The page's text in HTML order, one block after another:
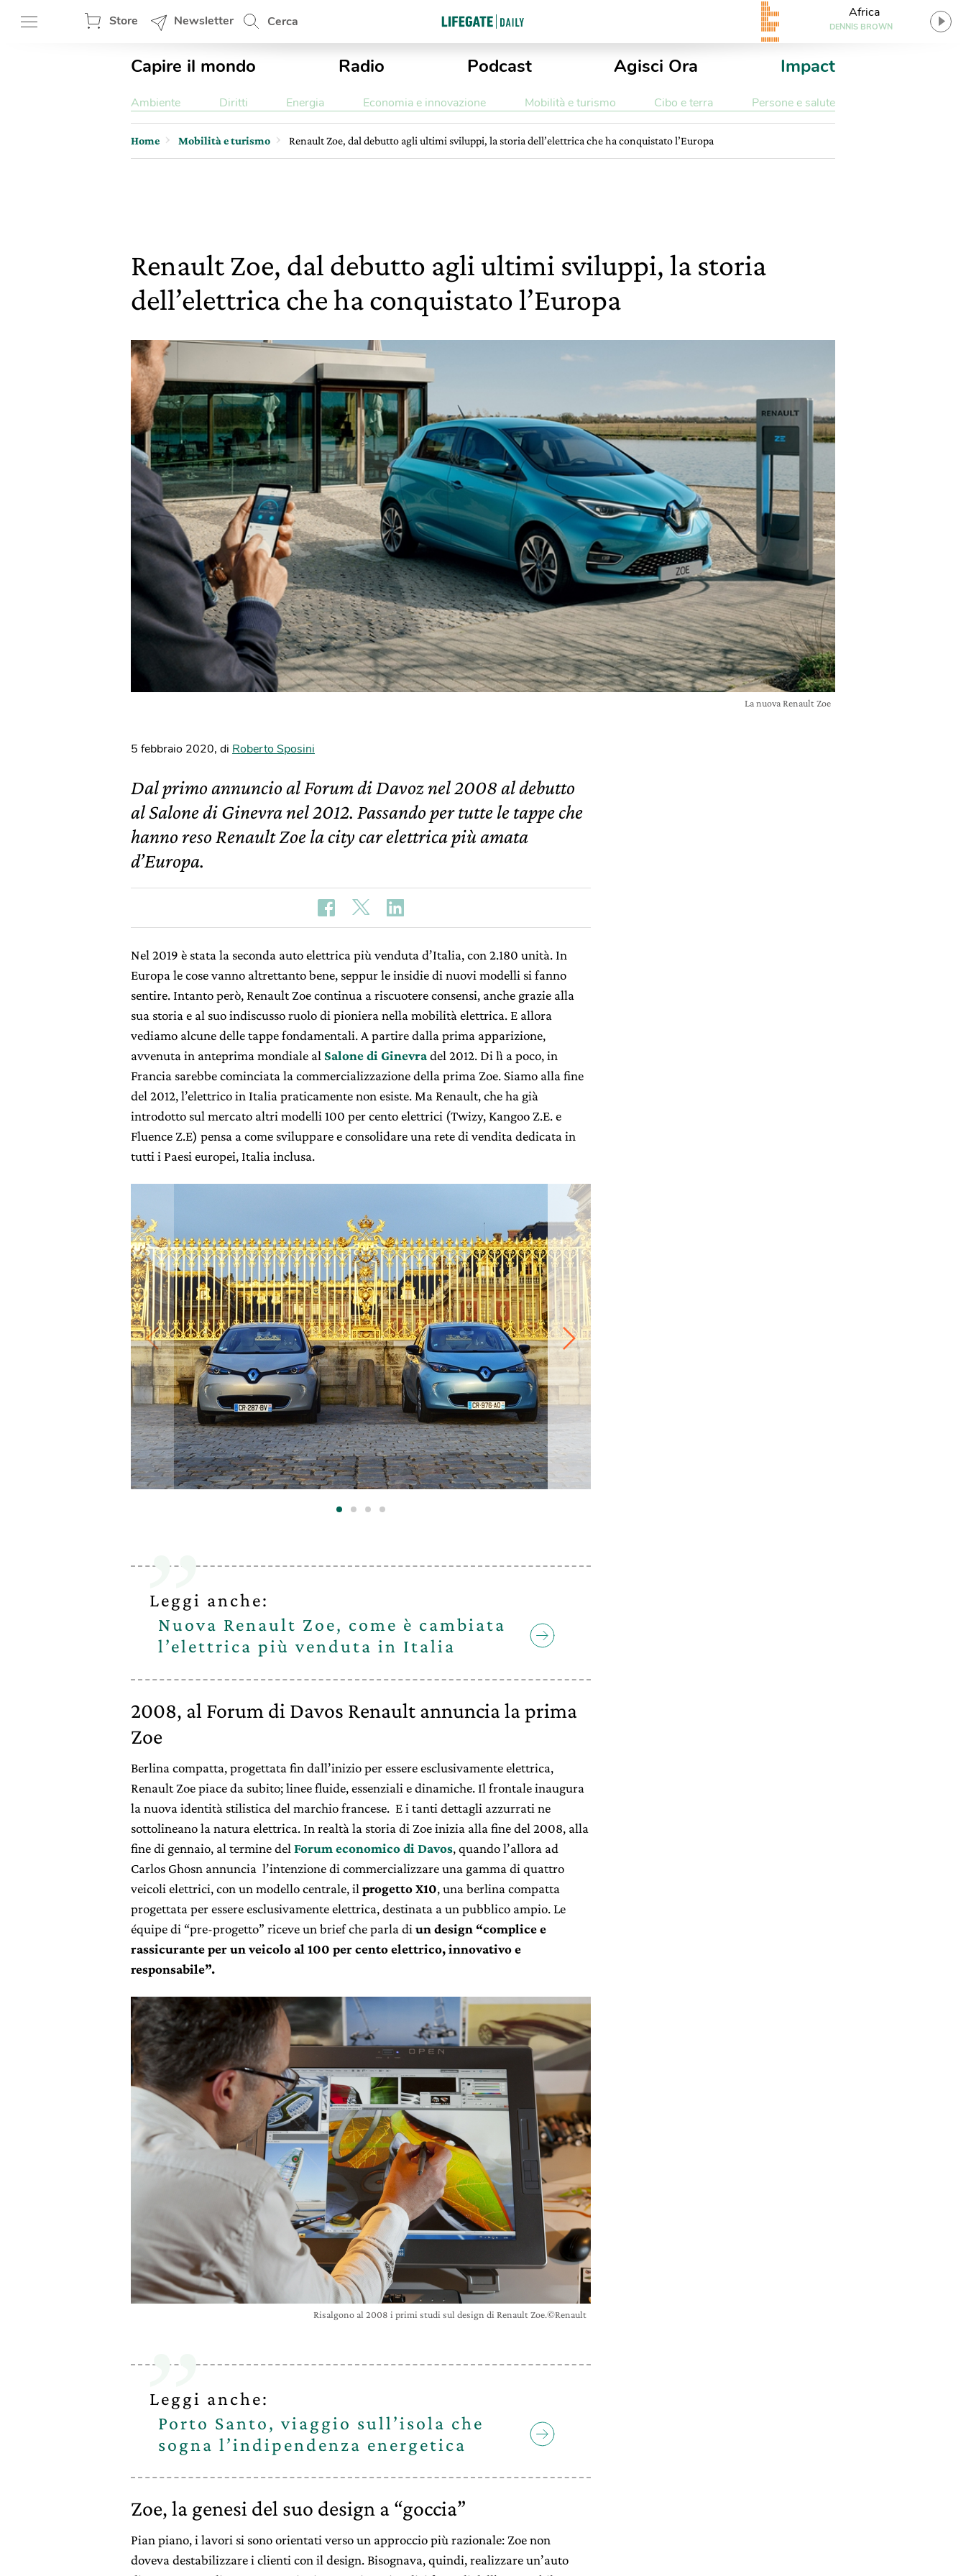
Store Newsletter Cerca
Africa
DENNIS BROWN
Capire il mondo Radio Podcast Agisci Ora Impact
Ambiente Diritti Energia Economia e innovazione Mobilità e turismo Cibo e terra Persone e salute
Home Mobilità e turismo Renault Zoe, dal debutto agli ultimi sviluppi, la storia dell’elettrica che ha conquistato l’Europa
Renault Zoe, dal debutto agli ultimi sviluppi, la storia
dell’elettrica che ha conquistato l’Europa
La nuova Renault Zoe
5 febbraio 2020, di Roberto Sposini
Dal primo annuncio al Forum di Davoz nel 2008 al debutto
al Salone di Ginevra nel 2012. Passando per tutte le tappe che
hanno reso Renault Zoe la city car elettrica più amata
d’Europa.
Nel 2019 è stata la seconda auto elettrica più venduta d’Italia, con 2.180 unità. In
Europa le cose vanno altrettanto bene, seppur le insidie di nuovi modelli si fanno
sentire. Intanto però, Renault Zoe continua a riscuotere consensi, anche grazie alla
sua storia e al suo indiscusso ruolo di pioniera nella mobilità elettrica. E allora
vediamo alcune delle tappe fondamentali. A partire dalla prima apparizione,
avvenuta in anteprima mondiale al Salone di Ginevradel 2012. Di lì a poco, in
Francia sarebbe cominciata la commercializzazione della prima Zoe. Siamo alla fine
del 2012, l’elettrico in Italia praticamente non esiste. Ma Renault, che ha già
introdotto sul mercato altri modelli 100 per cento elettrici (Twizy, Kangoo Z.E. e
Fluence Z.E) pensa a come sviluppare e consolidare una rete di vendita dedicata in
tutti i Paesi europei, Italia inclusa.
Leggi anche:
Nuova Renault Zoe, come è cambiata
l’elettrica più venduta in Italia
2008, al Forum di Davos Renault annuncia la prima
Zoe
Berlina compatta, progettata fin dall’inizio per essere esclusivamente elettrica,
Renault Zoe piace da subito; linee fluide, essenziali e dinamiche. Il frontale inaugura
la nuova identità stilistica del marchio francese. E i tanti dettagli azzurrati ne
sottolineano la natura elettrica. In realtà la storia di Zoe inizia alla fine del 2008, alla
fine di gennaio, al termine del Forum economico di Davos, quando l’allora ad
Carlos Ghosn annuncia l’intenzione di commercializzare una gamma di quattro
veicoli elettrici, con un modello centrale, il progetto X10, una berlina compatta
progettata per essere esclusivamente elettrica, destinata a un pubblico ampio. Le
équipe di “pre-progetto” riceve un brief che parla di un design “complice e
rassicurante per un veicolo al 100 per cento elettrico, innovativo e
responsabile”.
Risalgono al 2008 i primi studi sul design di Renault Zoe.©Renault
Leggi anche:
Porto Santo, viaggio sull’isola che
sogna l’indipendenza energetica
Zoe, la genesi del suo design a “goccia”
Pian piano, i lavori si sono orientati verso un approccio più razionale: Zoe non
doveva destabilizzare i clienti con il design. Bisognava, quindi, realizzare un’auto